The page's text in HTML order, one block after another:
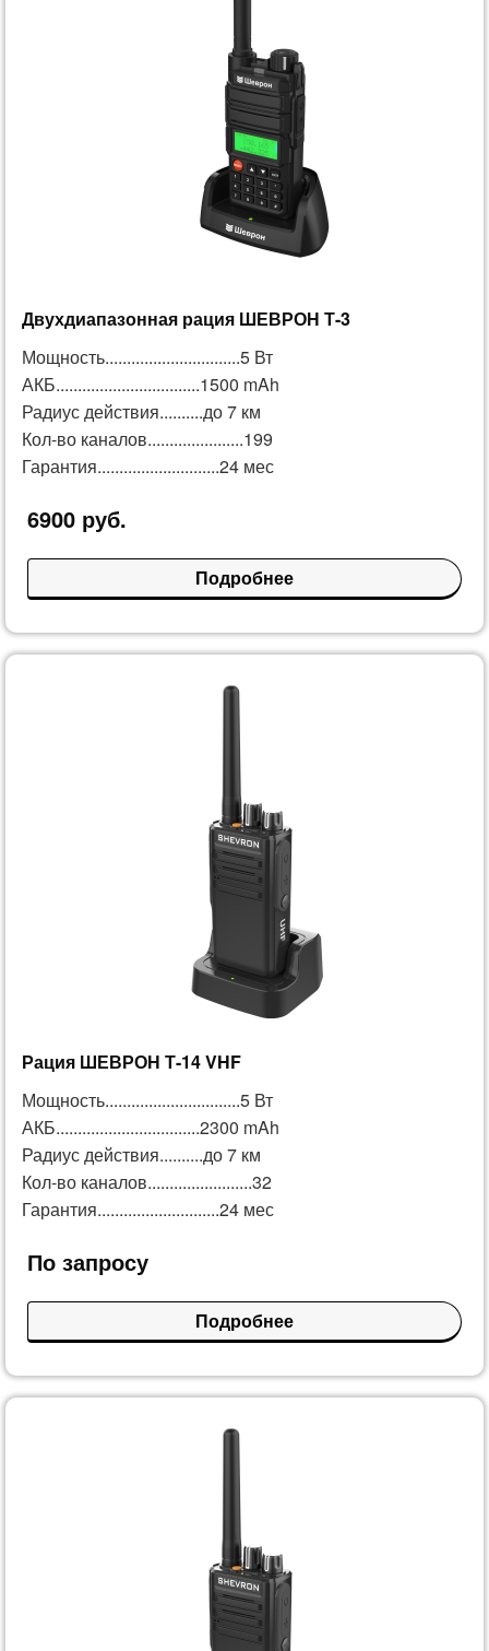
Двухдиапазонная рация ШЕВРОН Т-3
Мощность...............................5 Вт
АКБ.................................1500 mAh
Радиус действия..........до 7 км
Кол-во каналов......................199
Гарантия............................24 мес
6900 руб.
Подробнее
Рация ШЕВРОН Т-14 VHF
Мощность...............................5 Вт
АКБ.................................2300 mAh
Радиус действия..........до 7 км
Кол-во каналов........................32
Гарантия............................24 мес
По запросу
Подробнее